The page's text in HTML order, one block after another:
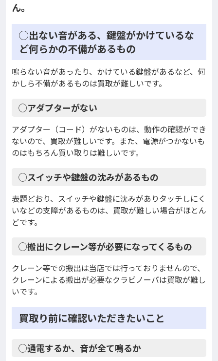
ん。
◯出ない音がある、鍵盤がかけているな
ど何らかの不備があるもの
鳴らない音があったり、かけている鍵盤があるなど、何
かしら不備があるものは買取が難しいです。
◯アダプターがない
アダプター（コード）がないものは、動作の確認ができ
ないので、買取が難しいです。また、電源がつかないも
のはもちろん買い取りは難しいです。
◯スイッチや鍵盤の沈みがあるもの
表題どおり、スイッチや鍵盤に沈みがありタッチしにく
いなどの支障があるものは、買取が難しい場合がほとん
どです。
◯搬出にクレーン等が必要になってくるもの
クレーン等での搬出は当店では行っておりませんので、
クレーンによる搬出が必要なクラビノーバは買取が難し
いです。
買取り前に確認いただきたいこと
◯通電するか、音が全て鳴るか